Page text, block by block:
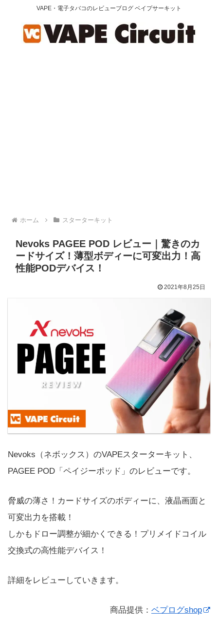
VAPE・電子タバコのレビューブログ ベイプサーキット
ホーム スターターキット
Nevoks PAGEE POD レビュー｜驚きのカ
ードサイズ！薄型ボディーに可変出力！高
性能PODデバイス！
2021年8月25日
Nevoks（ネボックス）のVAPEスターターキット、
PAGEE POD「ペイジーポッド」のレビューです。
脅威の薄さ！カードサイズのボディーに、液晶画面と
可変出力を搭載！
しかもドロー調整が細かくできる！プリメイドコイル
交換式の高性能デバイス！
詳細をレビューしていきます。
商品提供： ベプログshop